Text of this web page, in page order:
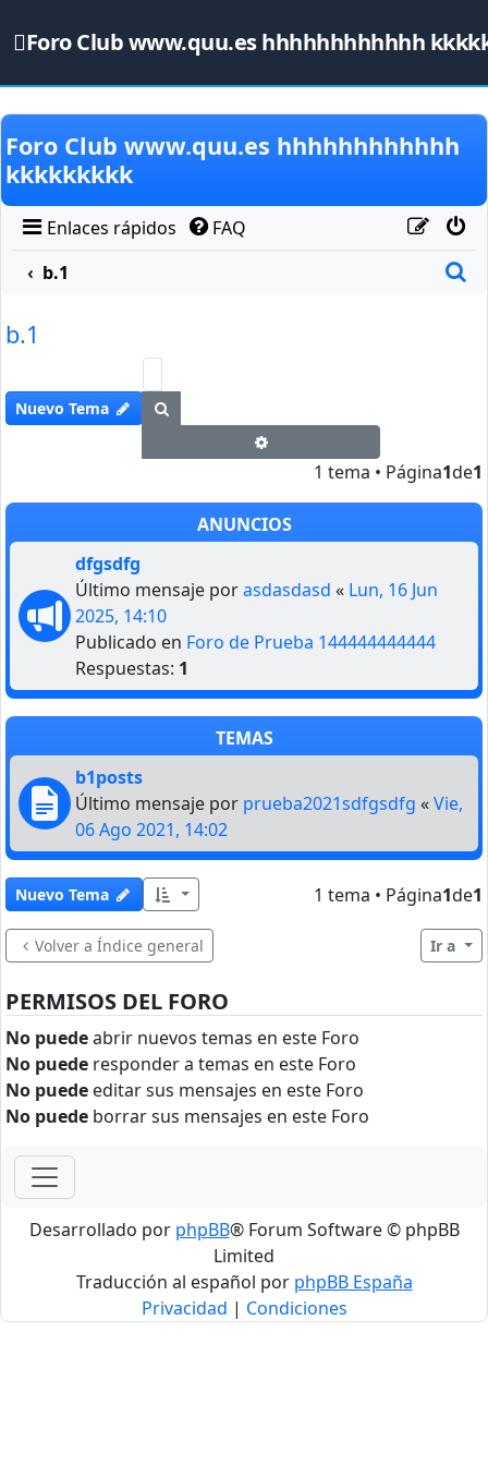
Foro Club www.quu.es hhhhhhhhhhhh
Obviar
Foro Club www.quu.es hhhhhhhhhhhh
kkkkkkkkk
Enlaces rápidos
FAQ
b.1
b.1
Nuevo Tema
1 tema • Página1de1
ANUNCIOS
dfgsdfg
Último mensaje porasdasdasd « Lun, 16 Jun
2025, 14:10
Publicado en Foro de Prueba 144444444444
Respuestas: 1
TEMAS
b1posts
Último mensaje por prueba2021sdfgsdfg «Vie,
06 Ago 2021, 14:02
Nuevo Tema 1 tema • Página1de1
Volver a Índice general Ir a
PERMISOS DEL FORO
No puedeabrir nuevos temas en este Foro
No puede responder a temas en este Foro
No puede editar sus mensajes en este Foro
No puede borrar sus mensajes en este Foro
Desarrollado por phpBB® Forum Software © phpBB
Limited
Traducción al español por phpBB España
Privacidad | Condiciones